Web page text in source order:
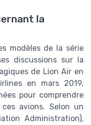
la
modèles de la série
discussions sur la
de Lion Air en
en mars 2019,
pour comprendre
avions. Selon un
Administration),